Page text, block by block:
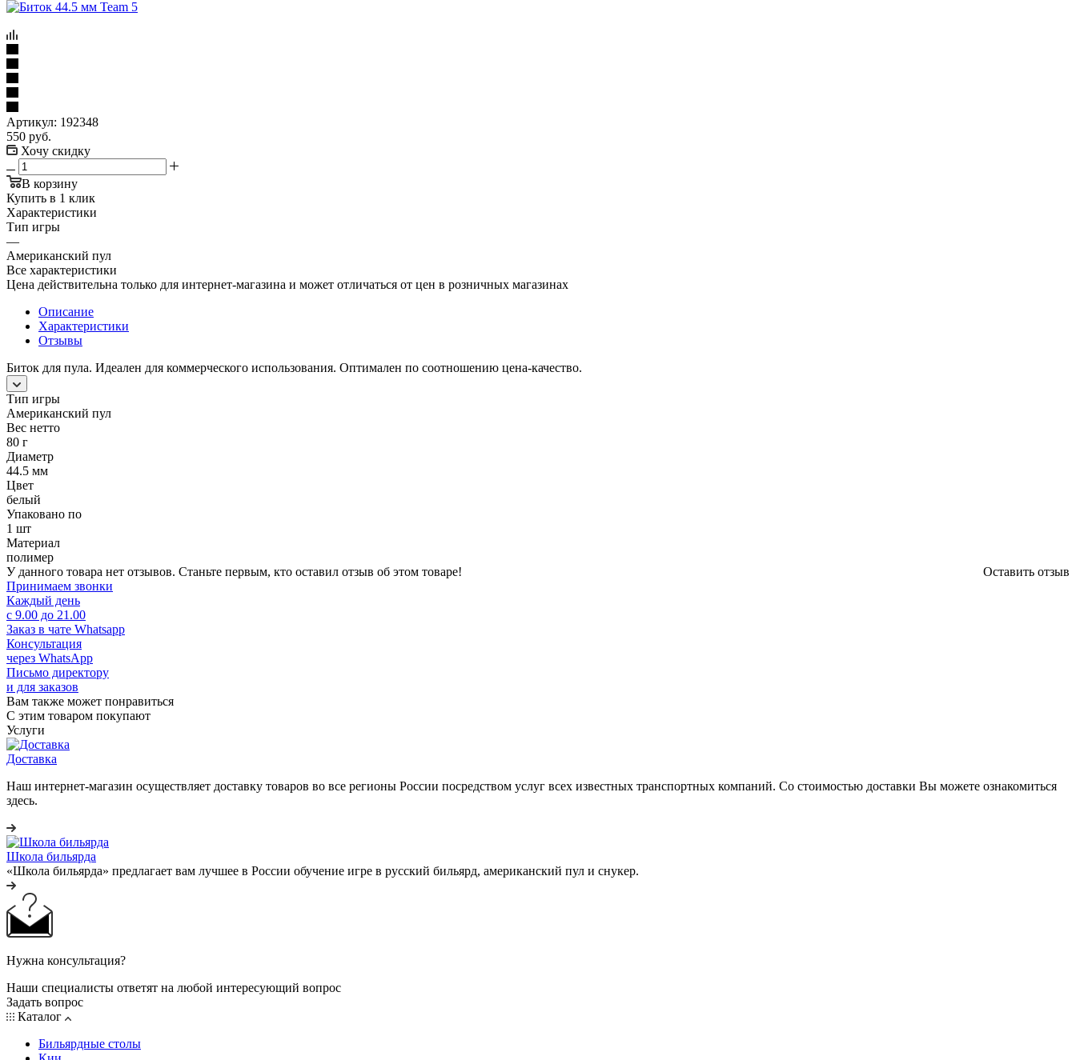
Артикул: 192348
550 руб.
Хочу скидку
В корзину
Купить в 1 клик
Характеристики
Тип игры
—
Американский пул
Все характеристики
Цена действительна только для интернет-магазина и может отличаться от цен в розничных магазинах
Описание
Характеристики
Отзывы
Биток для пула. Идеален для коммерческого использования. Оптимален по соотношению цена-качество.
Тип игры
Американский пул
Вес нетто
80 г
Диаметр
44.5 мм
Цвет
белый
Упаковано по
1 шт
Материал
полимер
Оставить отзыв
У данного товара нет отзывов. Станьте первым, кто оставил отзыв об этом товаре!
Принимаем звонки
Каждый день
с 9.00 до 21.00
Заказ в чате Whatsapp
Консультация
через WhatsApp
Письмо директору
и для заказов
Вам также может понравиться
С этим товаром покупают
Услуги
Доставка
Наш интернет-магазин осуществляет доставку товаров во все регионы России посредством услуг всех известных транспортных компаний. Со стоимостью доставки Вы можете ознакомиться
здесь.
Школа бильярда
«Школа бильярда» предлагает вам лучшее в России обучение игре в русский бильярд, американский пул и снукер.
Нужна консультация?
Наши специалисты ответят на любой интересующий вопрос
Задать вопрос
Каталог
Бильярдные столы